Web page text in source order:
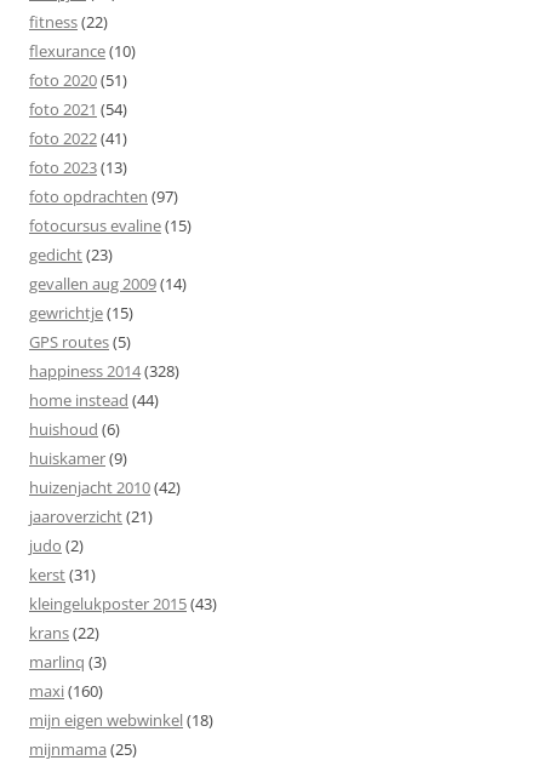
fitness(22)
flexurance(10)
foto 2020(51)
foto 2021 (54)
foto 2022(41)
foto 2023(13)
foto opdrachten (97)
fotocursus evaline(15)
gedicht(23)
gevallen aug 2009(14)
gewrichtje(15)
GPS routes(5)
happiness 2014(328)
home instead (44)
huishoud (6)
huiskamer(9)
huizenjacht 2010(42)
jaaroverzicht(21)
judo (2)
kerst(31)
kleingelukposter 2015(43)
krans(22)
marlinq (3)
maxi(160)
mijn eigen webwinkel(18)
mijnmama (25)